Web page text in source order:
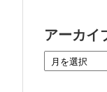
アーカイ